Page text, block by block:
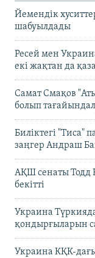
Йемендік
шабуылдады
Ресей мен
екі жақтан да
Самат Смақов
болып
Биліктегі "Тиса"
заңгер Андраш
АҚШ сенаты Тодд
бекітті
Украина
қондырғыларын
Украина КҚК-